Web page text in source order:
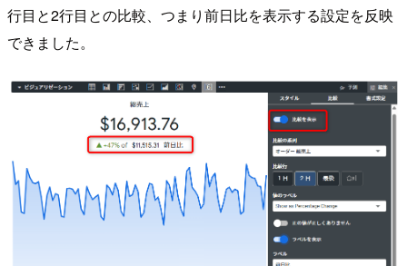
行目と2行目との比較、つまり前日比を表示する設定を反映
できました。